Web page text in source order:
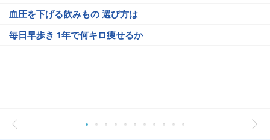
血圧を下げる飲みもの 選び方は
毎日早歩き 1年で何キロ痩せるか